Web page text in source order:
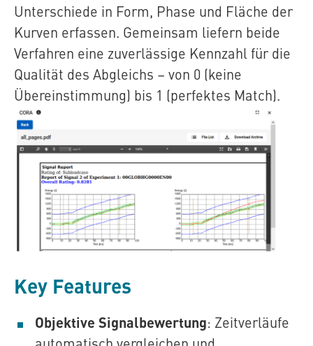
Unterschiede in Form, Phase und Fläche der
Kurven erfassen. Gemeinsam liefern beide
Verfahren eine zuverlässige Kennzahl für die
Qualität des Abgleichs – von 0 (keine
Übereinstimmung) bis 1 (perfektes Match).
Key Features
Objektive Signalbewertung: Zeitverläufe